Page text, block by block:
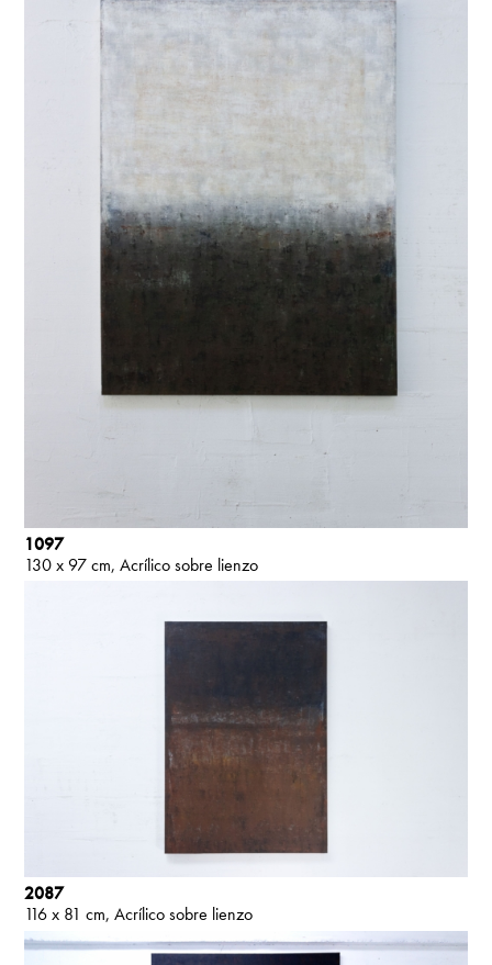
1097
130 x 97 cm Acrílico sobre lienzo
2087
116 x 81 cm Acrílico sobre lienzo